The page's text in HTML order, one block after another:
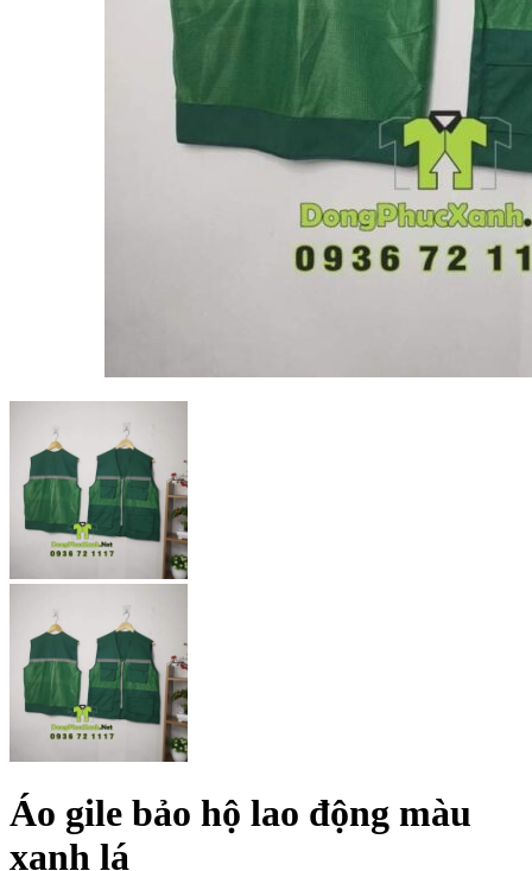
Áo gile bảo hộ lao động màu
xanh lá